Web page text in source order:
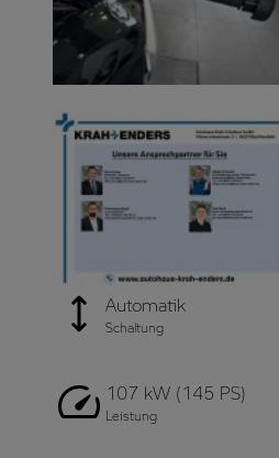
Automatik
Schaltung
107 kW (145 PS)
Leistung